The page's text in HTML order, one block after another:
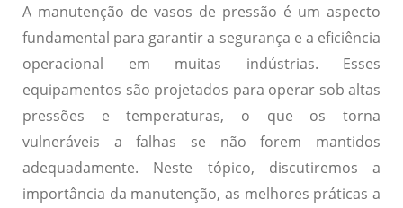
A manutenção de vasos de pressão é um aspecto
fundamental para garantir a segurança e a eficiência
operacional em muitas indústrias. Esses
equipamentos são projetados para operar sob altas
pressões e temperaturas, o que os torna
vulneráveis a falhas se não forem mantidos
adequadamente. Neste tópico, discutiremos a
importância da manutenção, as melhores práticas a